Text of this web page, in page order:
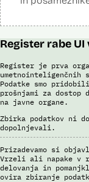
policije (del
Viri:
Brošura 60 let
Spletno mesto
Poročilo Automating
Odgovor na zahtevo
Dokument Povabilo k
Register rabe
Register je prva
umetnointeligenčnih
Podatke smo
prošnjami za dostop
na javne organe.
Zbirka podatkov ni
dopolnjevali.
Prizadevamo si
Vrzeli ali napake v
delovanja in
ovira zbiranje